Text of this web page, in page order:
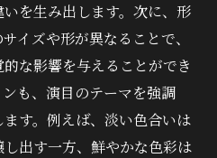
を生み出します。次に、形
イズや形が異なることで、
な影響を与えることができ
も、演目のテーマを強調
す。例えば、淡い色合いは
出す一方、鮮やかな色彩は